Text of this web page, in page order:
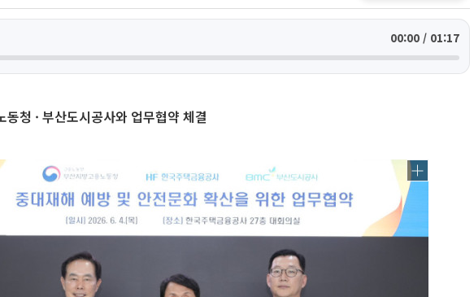
00:00 / 01:17
동청 · 부산도시공사와 업무협약 체결